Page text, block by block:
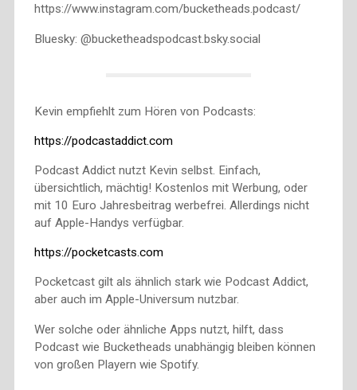
https://www.instagram.com/bucketheads.podcast/
Bluesky: @bucketheadspodcast.bsky.social
Kevin empfiehlt zum Hören von Podcasts:
https://podcastaddict.com
Podcast Addict nutzt Kevin selbst. Einfach,
übersichtlich, mächtig! Kostenlos mit Werbung, oder
mit 10 Euro Jahresbeitrag werbefrei. Allerdings nicht
auf Apple-Handys verfügbar.
https://pocketcasts.com
Pocketcast gilt als ähnlich stark wie Podcast Addict,
aber auch im Apple-Universum nutzbar.
Wer solche oder ähnliche Apps nutzt, hilft, dass
Podcast wie Bucketheads unabhängig bleiben können
von großen Playern wie Spotify.